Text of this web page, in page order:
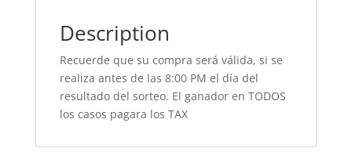
Description
Recuerde que su compra será válida, si se
realiza antes de las 8:00 PM el día del
resultado del sorteo. El ganador en TODOS
los casos pagara los TAX